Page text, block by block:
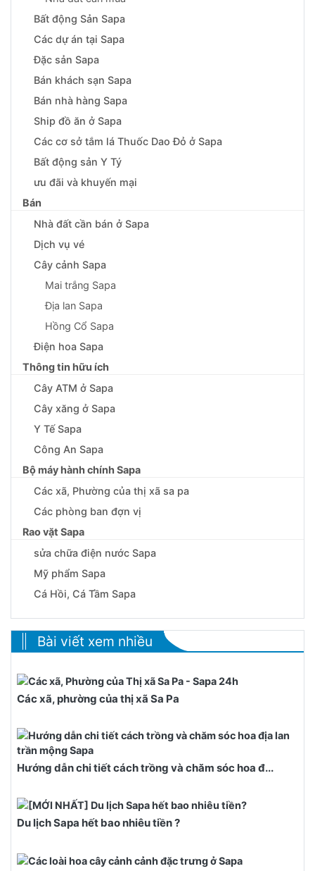
Bất động Sản Sapa
Các dự án tại Sapa
Đặc sản Sapa
Bán khách sạn Sapa
Bán nhà hàng Sapa
Ship đồ ăn ở Sapa
Các cơ sở tắm lá Thuốc Dao Đỏ ở Sapa
Bất động sản Y Tý
ưu đãi và khuyến mại
Bán
Nhà đất cần bán ở Sapa
Dịch vụ vé
Cây cảnh Sapa
Mai trắng Sapa
Địa lan Sapa
Hồng Cổ Sapa
Điện hoa Sapa
Thông tin hữu ích
Cây ATM ở Sapa
Cây xăng ở Sapa
Y Tế Sapa
Công An Sapa
Bộ máy hành chính Sapa
Các xã, Phường của thị xã sa pa
Các phòng ban đợn vị
Rao vặt Sapa
sửa chữa điện nước Sapa
Mỹ phẩm Sapa
Cá Hồi, Cá Tầm Sapa
Bài viết xem nhiều
Các xã, phường của thị xã Sa Pa
Hướng dẫn chi tiết cách trồng và chăm sóc hoa đ...
Du lịch Sapa hết bao nhiêu tiền ?